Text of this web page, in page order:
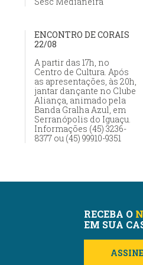
ENCONTRO DE CORAIS
22/08
A partir das 17h, no
Centro de Cultura. Após
as apresentações, às 20h,
jantar dançante no Clube
Aliança, animado pela
Banda Gralha Azul, em
Serranópolis do Iguaçu.
Informações (45) 3236-
8377 ou (45) 99910-9351
RECEBA O
EM SUA